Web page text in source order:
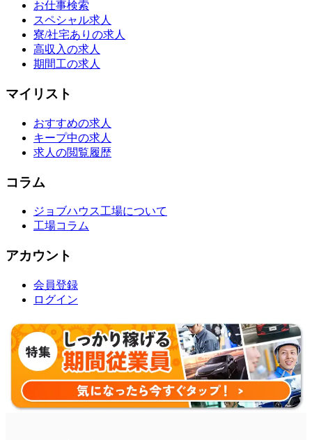
お仕事検索
スペシャル求人
寮/社宅ありの求人
高収入の求人
期間工の求人
マイリスト
おすすめの求人
キープ中の求人
求人の閲覧履歴
コラム
ジョブハウス工場について
工場コラム
アカウント
会員登録
ログイン